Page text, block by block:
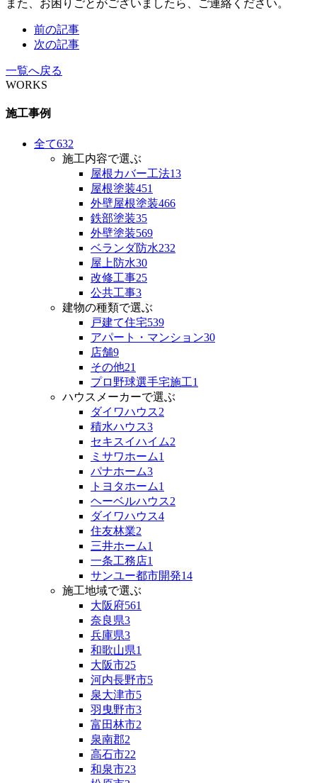
また、お困りごとがございましたら、ご連絡ください。
前の記事
次の記事
一覧へ戻る
WORKS
施工事例
全て632
施工内容で選ぶ
屋根カバー工法13
屋根塗装451
外壁屋根塗装466
鉄部塗装35
外壁塗装569
ベランダ防水232
屋上防水30
改修工事25
公共工事3
建物の種類で選ぶ
戸建て住宅539
アパート・マンション30
店舗9
その他21
プロ野球選手宅施工1
ハウスメーカーで選ぶ
ダイワハウス2
積水ハウス3
セキスイハイム2
ミサワホーム1
パナホーム3
トヨタホーム1
ヘーベルハウス2
ダイワハウス4
住友林業2
三井ホーム1
一条工務店1
サンユー都市開発14
施工地域で選ぶ
大阪府561
奈良県3
兵庫県3
和歌山県1
大阪市25
河内長野市5
泉大津市5
羽曳野市3
富田林市2
泉南郡2
高石市22
和泉市23